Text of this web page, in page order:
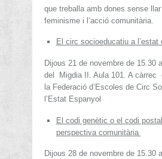
que treballa amb dones sense
feminisme i l’acció comunitària.
El circ socioeducatiu a l’estat
Dijous 21 de novembre de 15.30
del Migdia II. Aula 101. A càrrec
la Federació d’Escoles de Circ
l’Estat Espanyol
El codi genètic o el codi
perspectiva comunitària
Dijous 28 de novembre de 15.30